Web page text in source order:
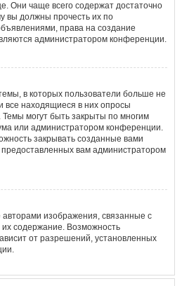
Они чаще всего содержат достаточно
вы должны прочесть их по
права на создание
администратором конференции.
в которых пользователи больше не
все находящиеся в них опросы
могут быть закрыты по многим
или администратором конференции.
закрывать созданные вами
вам администратором
изображения, связанные с
содержание. Возможность
от разрешений, установленных